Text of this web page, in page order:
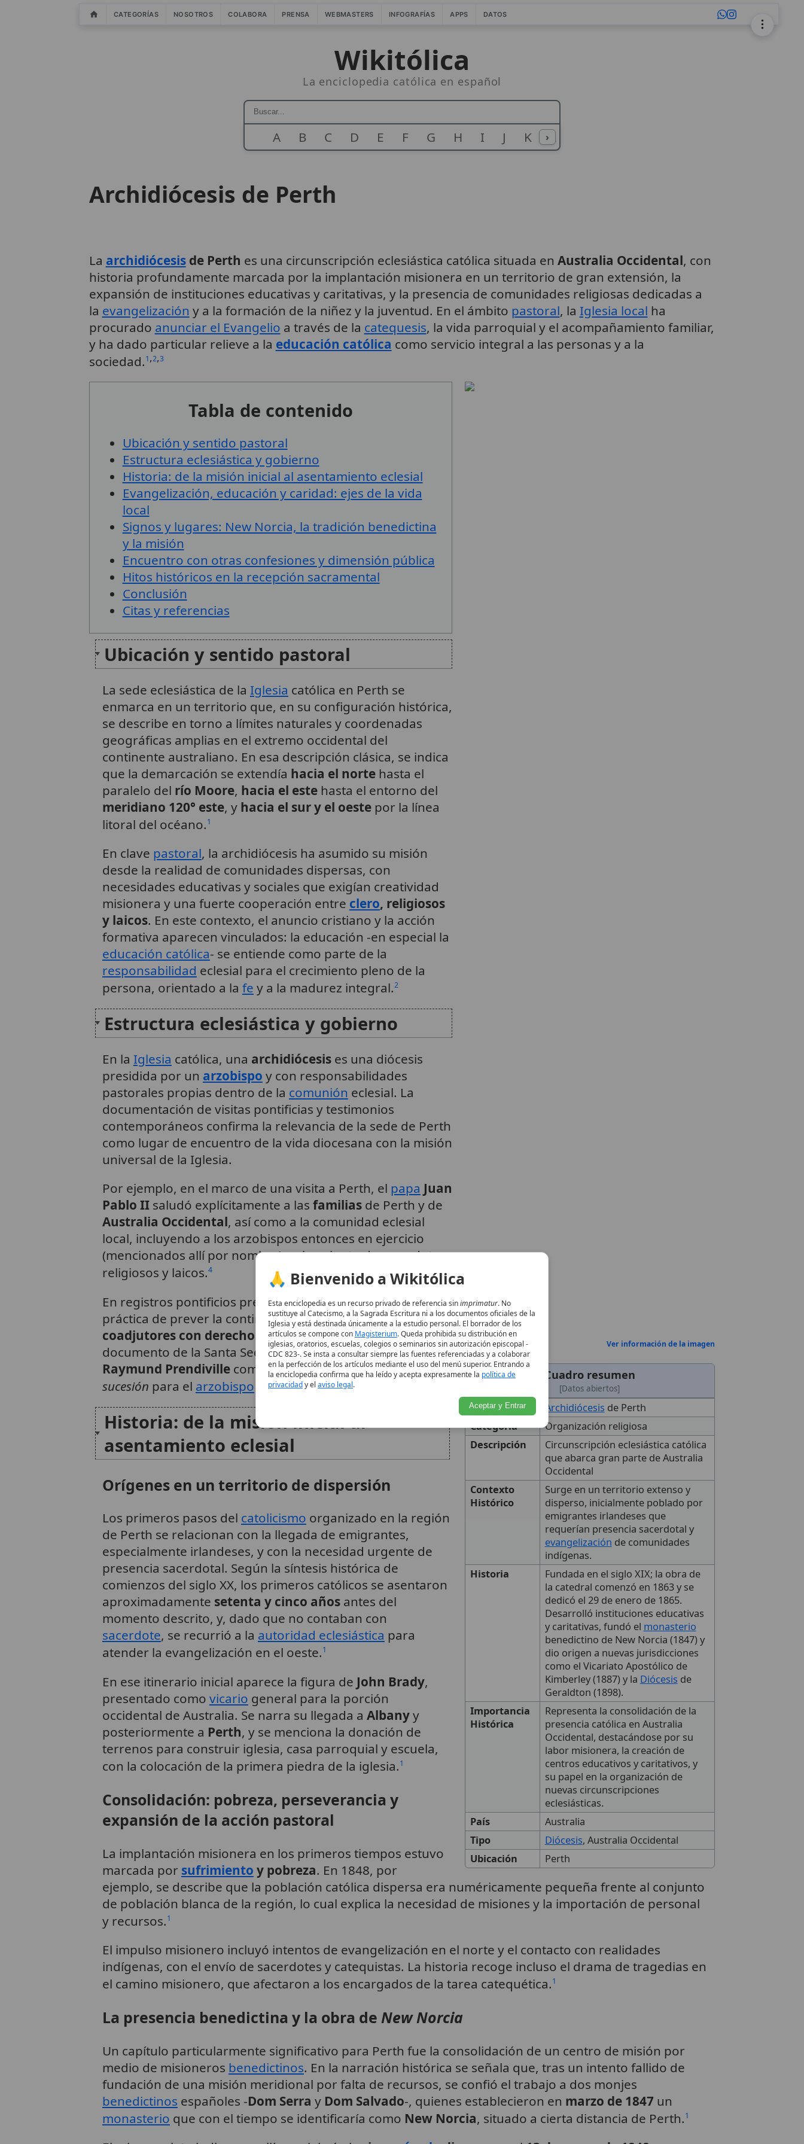
CATEGORÍAS NOSOTROS COLABORA PRENSA WEBMASTERS INFOGRAFÍAS APPS DATOS
Wikitólica
La enciclopedia católica en español
A B C D E F G H I J K L
›
Archidiócesis de Perth
La archidiócesisde Perth es una circunscripción eclesiástica católica situada en Australia Occidental, con
historia profundamente marcada por la implantación misionera en un territorio de gran extensión, la
expansión de instituciones educativas y caritativas, y la presencia de comunidades religiosas dedicadas a
la evangelización y a la formación de la niñez y la juventud. En el ámbito pastoral, la Iglesia local ha
procurado anunciar el Evangelio a través de la catequesis, la vida parroquial y el acompañamiento familiar,
y ha dado particular relieve a la educación católica como servicio integral a las personas y a la
sociedad.1,2,3
Ver información de la imagen
Cuadro resumen
[Datos abiertos]
Nombre Archidiócesis de Perth
Categoría
Organización religiosa
Descripción
Circunscripción eclesiástica católica
que abarca gran parte de Australia
Occidental
Contexto
Histórico
Surge en un territorio extenso y
disperso, inicialmente poblado por
emigrantes irlandeses que
requerían presencia sacerdotal y
evangelización de comunidades
indígenas.
Historia
Fundada en el siglo XIX; la obra de
la catedral comenzó en 1863 y se
dedicó el 29 de enero de 1865.
Desarrolló instituciones educativas
y caritativas, fundó el monasterio
benedictino de New Norcia (1847) y
dio origen a nuevas jurisdicciones
como el Vicariato Apostólico de
Kimberley (1887) y la Diócesis de
Geraldton (1898).
Importancia
Histórica
Representa la consolidación de la
presencia católica en Australia
Occidental, destacándose por su
labor misionera, la creación de
centros educativos y caritativos, y
su papel en la organización de
nuevas circunscripciones
eclesiásticas.
País
Australia
Tipo
Diócesis, Australia Occidental
Ubicación
Perth
Tabla de contenido
Ubicación y sentido pastoral
Estructura eclesiástica y gobierno
Historia: de la misión inicial al asentamiento eclesial
Evangelización, educación y caridad: ejes de la vida
local
Signos y lugares: New Norcia, la tradición benedictina
y la misión
Encuentro con otras confesiones y dimensión pública
Hitos históricos en la recepción sacramental
Conclusión
Citas y referencias
Ubicación y sentido pastoral
La sede eclesiástica de la Iglesia católica en Perth se
enmarca en un territorio que, en su configuración histórica,
se describe en torno a límites naturales y coordenadas
geográficas amplias en el extremo occidental del
continente australiano. En esa descripción clásica, se indica
que la demarcación se extendía hacia el nortehasta el
paralelo del río Moore, hacia el estehasta el entorno del
meridiano 120° este, y hacia el sur y el oestepor la línea
litoral del océano.1
En clave pastoral, la archidiócesis ha asumido su misión
desde la realidad de comunidades dispersas, con
necesidades educativas y sociales que exigían creatividad
misionera y una fuerte cooperación entre clero, religiosos
y laicos. En este contexto, el anuncio cristiano y la acción
formativa aparecen vinculados: la educación -en especial la
educación católica- se entiende como parte de la
responsabilidad eclesial para el crecimiento pleno de la
persona, orientado a la fe y a la madurez integral.2
Estructura eclesiástica y gobierno
En la Iglesia católica, una archidiócesises una diócesis
presidida por un arzobispo y con responsabilidades
pastorales propias dentro de la comunión eclesial. La
documentación de visitas pontificias y testimonios
contemporáneos confirma la relevancia de la sede de Perth
como lugar de encuentro de la vida diocesana con la misión
universal de la Iglesia.
Por ejemplo, en el marco de una visita a Perth, el papa Juan
Pablo IIsaludó explícitamente a las familiasde Perth y de
Australia Occidental, así como a la comunidad eclesial
local, incluyendo a los arzobispos entonces en ejercicio
(mencionados allí por nombre) y al conjunto de sacerdotes,
religiosos y laicos.4
En registros pontificios previos también se observa la
práctica de prever la continuidad pastoral mediante
coadjutores con derecho de sucesión. Así, en un
documento de la Santa Sede de 1933 consta la mención de
Raymund Prendivillecomocoadjutor con derecho de
sucesión para el arzobispo de Perth.5
Historia: de la misión inicial al
asentamiento eclesial
Orígenes en un territorio de dispersión
Los primeros pasos del catolicismo organizado en la región
de Perth se relacionan con la llegada de emigrantes,
especialmente irlandeses, y con la necesidad urgente de
presencia sacerdotal. Según la síntesis histórica de
comienzos del siglo XX, los primeros católicos se asentaron
aproximadamente setenta y cinco añosantes del
momento descrito, y, dado que no contaban con
sacerdote, se recurrió a la autoridad eclesiástica para
atender la evangelización en el oeste.1
En ese itinerario inicial aparece la figura de John Brady,
presentado como vicario general para la porción
occidental de Australia. Se narra su llegada a Albanyy
posteriormente a Perth, y se menciona la donación de
terrenos para construir iglesia, casa parroquial y escuela,
con la colocación de la primera piedra de la iglesia.1
Consolidación: pobreza, perseverancia y
expansión de la acción pastoral
La implantación misionera en los primeros tiempos estuvo
marcada por sufrimiento y pobreza. En 1848, por
ejemplo, se describe que la población católica dispersa era numéricamente pequeña frente al conjunto
de población blanca de la región, lo cual explica la necesidad de misiones y la importación de personal
y recursos.1
El impulso misionero incluyó intentos de evangelización en el norte y el contacto con realidades
indígenas, con el envío de sacerdotes y catequistas. La historia recoge incluso el drama de tragedias en
el camino misionero, que afectaron a los encargados de la tarea catequética.1
La presencia benedictina y la obra de New Norcia
Un capítulo particularmente significativo para Perth fue la consolidación de un centro de misión por
medio de misioneros benedictinos. En la narración histórica se señala que, tras un intento fallido de
fundación de una misión meridional por falta de recursos, se confió el trabajo a dos monjes
benedictinos españoles -Dom Serra y Dom Salvado-, quienes establecieron en marzo de 1847 un
monasterio que con el tiempo se identificaría como New Norcia, situado a cierta distancia de Perth.1
🙏 Bienvenido a Wikitólica
Esta enciclopedia es un recurso privado de referencia sinimprimatur. No
sustituye al Catecismo, a la Sagrada Escritura ni a los documentos oficiales de la
Iglesia y está destinada únicamente a la estudio personal. El borrador de los
artículos se compone con Magisterium. Queda prohibida su distribución en
iglesias, oratorios, escuelas, colegios o seminarios sin autorización episcopal -
CDC 823-. Se insta a consultar siempre las fuentes referenciadas y a colaborar
en la perfección de los artículos mediante el uso del menú superior. Entrando a
la enciclopedia confirma que ha leído y acepta expresamente la política de
privacidady el aviso legal.
Aceptar y Entrar